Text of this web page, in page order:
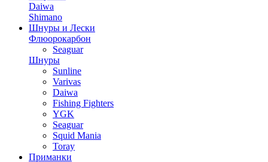
Daiwa
Shimano
Шнуры и Лески
Флюорокарбон
Seaguar
Шнуры
Sunline
Varivas
Daiwa
Fishing Fighters
YGK
Seaguar
Squid Mania
Toray
Приманки